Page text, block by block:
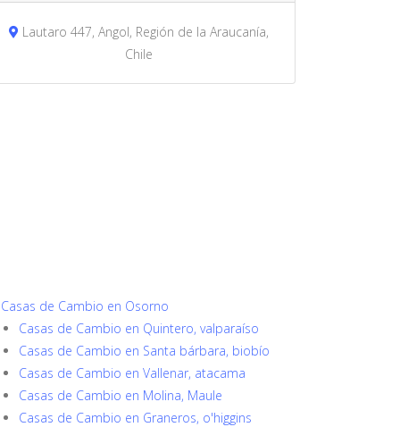
Lautaro 447, Angol, Región de la Araucanía,
Chile
Casas de Cambio en Osorno
Casas de Cambio en Quintero, valparaíso
Casas de Cambio en Santa bárbara, biobío
Casas de Cambio en Vallenar, atacama
Casas de Cambio en Molina, Maule
Casas de Cambio en Graneros, o'higgins